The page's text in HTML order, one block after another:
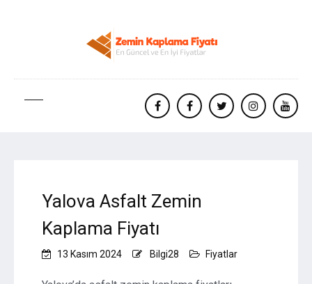
facebookFacebooktwitterinstagram
Yalova Asfalt Zemin
Kaplama Fiyatı
13 Kasım 2024 Bilgi28 Fiyatlar